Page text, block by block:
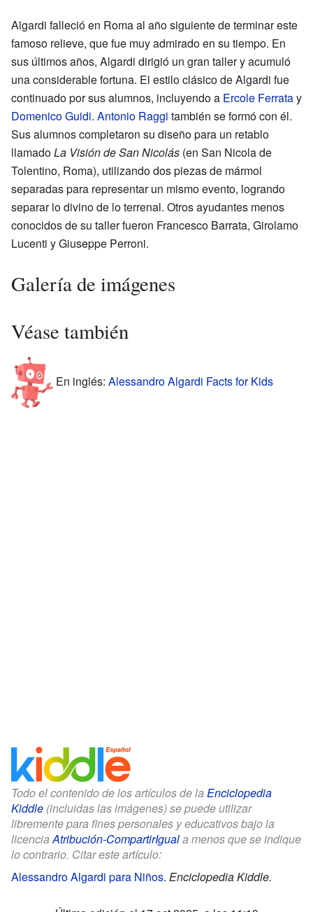
Algardi falleció en Roma al año siguiente de terminar este
famoso relieve, que fue muy admirado en su tiempo. En
sus últimos años, Algardi dirigió un gran taller y acumuló
una considerable fortuna. El estilo clásico de Algardi fue
continuado por sus alumnos, incluyendo a Ercole Ferratay
Domenico Guidi. Antonio Raggi también se formó con él.
Sus alumnos completaron su diseño para un retablo
llamadoLa Visión de San Nicolás (en San Nicola de
Tolentino, Roma), utilizando dos piezas de mármol
separadas para representar un mismo evento, logrando
separar lo divino de lo terrenal. Otros ayudantes menos
conocidos de su taller fueron Francesco Barrata, Girolamo
Lucenti y Giuseppe Perroni.
Galería de imágenes
Véase también
En inglés: Alessandro Algardi Facts for Kids
Todo el contenido de los artículos de la Enciclopedia
Kiddle (incluidas las imágenes) se puede utilizar
libremente para fines personales y educativos bajo la
licenciaAtribución-CompartirIguala menos que se indique
lo contrario. Citar este artículo:
Alessandro Algardi para Niños. Enciclopedia Kiddle.